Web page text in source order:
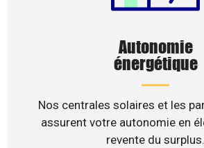
Autonomie
énergétique
Nos centrales solaires et les
assurent votre autonomie en
revente du surplus.